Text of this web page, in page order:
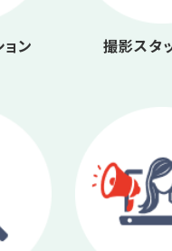
ョン 撮影スタ